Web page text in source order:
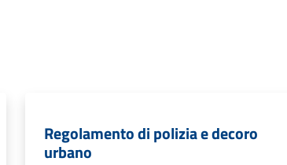
Regolamento di polizia e decoro
urbano